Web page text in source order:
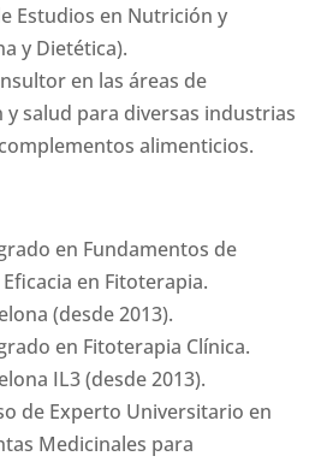
Estudios en Nutrición y
y Dietética).
en las áreas de
salud para diversas industrias
alimenticios.
en Fundamentos de
en Fitoterapia.
(desde 2013).
en Fitoterapia Clínica.
IL3 (desde 2013).
de Experto Universitario en
Medicinales para